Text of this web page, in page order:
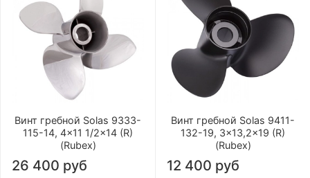
Винт гребной Solas 9333-
115-14, 4x11 1/2x14 (R)
(Rubex)
26 400 руб
Винт гребной Solas 9411-
132-19, 3x13,2x19 (R)
(Rubex)
12 400 руб